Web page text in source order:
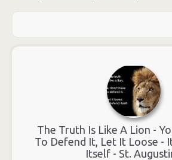
The Truth Is Like A Lion -
To Defend It, Let It Loose -
Itself - St.